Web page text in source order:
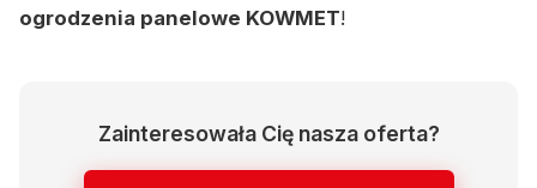
ogrodzenia panelowe KOWMET!
Zainteresowała Cię nasza oferta?